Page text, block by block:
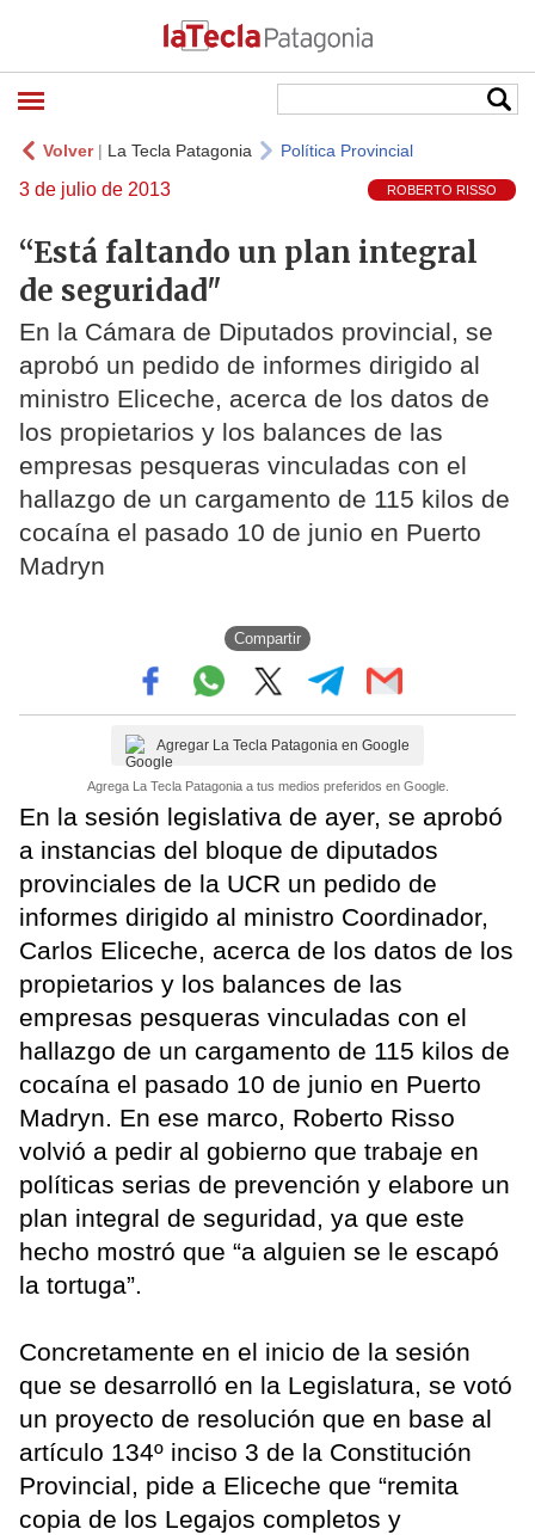
Volver| La Tecla Patagonia Política Provincial
3 de julio de 2013 ROBERTO RISSO
“Está faltando un plan integral
de seguridad"
En la Cámara de Diputados provincial, se
aprobó un pedido de informes dirigido al
ministro Eliceche, acerca de los datos de
los propietarios y los balances de las
empresas pesqueras vinculadas con el
hallazgo de un cargamento de 115 kilos de
cocaína el pasado 10 de junio en Puerto
Madryn
Compartir
Agregar La Tecla Patagonia en Google
Agrega La Tecla Patagonia a tus medios preferidos en Google.
En la sesión legislativa de ayer, se aprobó
a instancias del bloque de diputados
provinciales de la UCR un pedido de
informes dirigido al ministro Coordinador,
Carlos Eliceche, acerca de los datos de los
propietarios y los balances de las
empresas pesqueras vinculadas con el
hallazgo de un cargamento de 115 kilos de
cocaína el pasado 10 de junio en Puerto
Madryn. En ese marco, Roberto Risso
volvió a pedir al gobierno que trabaje en
políticas serias de prevención y elabore un
plan integral de seguridad, ya que este
hecho mostró que “a alguien se le escapó
la tortuga”.
Concretamente en el inicio de la sesión
que se desarrolló en la Legislatura, se votó
un proyecto de resolución que en base al
artículo 134º inciso 3 de la Constitución
Provincial, pide a Eliceche que “remita
copia de los Legajos completos y